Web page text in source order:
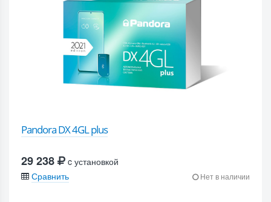
Pandora DX 4GL plus
29 238
c установкой
Сравнить
Нет в наличии